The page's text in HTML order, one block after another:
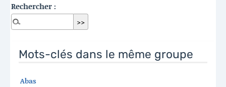
Rechercher :
Mots-clés dans le même groupe
Abas